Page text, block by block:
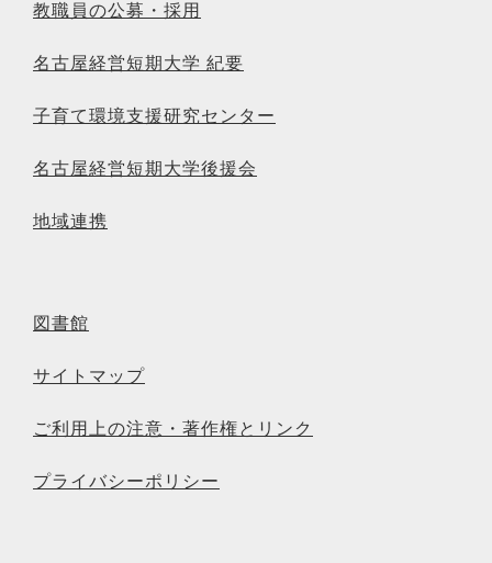
教職員の公募・採用
名古屋経営短期大学 紀要
子育て環境支援研究センター
名古屋経営短期大学後援会
地域連携
図書館
サイトマップ
ご利用上の注意・著作権とリンク
プライバシーポリシー